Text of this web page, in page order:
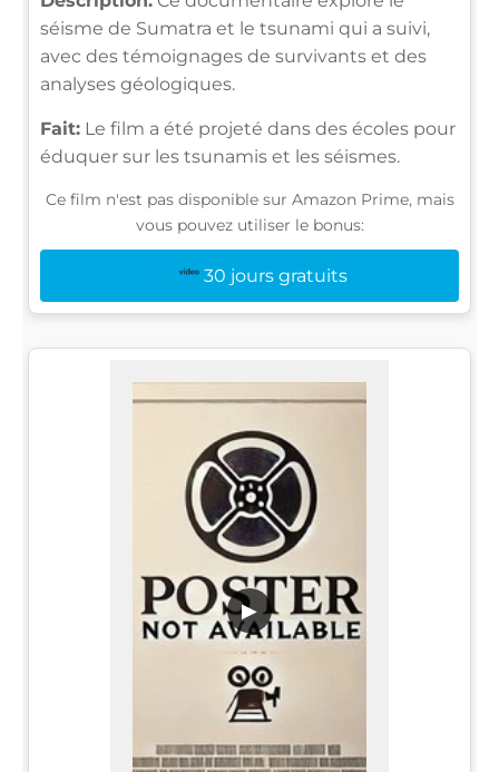
séisme de Sumatra et le tsunami qui a suivi,
avec des témoignages de survivants et des
analyses géologiques.
Fait: Le film a été projeté dans des écoles pour
éduquer sur les tsunamis et les séismes.
Ce film n'est pas disponible sur Amazon Prime, mais
vous pouvez utiliser le bonus:
30 jours gratuits
▶